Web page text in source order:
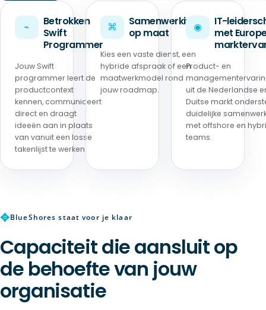
⌁
Betrokken
Swift
Programmer
Jouw Swift
programmer leert de
productcontext
kennen, communiceert
direct en draagt
ideeën aan in plaats
van vanuit een losse
takenlijst te werken.
⌘
Samenwerking
op maat
Kies een vaste dienst, een
hybride afspraak of een
maatwerkmodel rond
jouw roadmap.
◉
IT-
met
Product- en
uit de Nederlandse
Duitse markt
duidelijke
met offshore en
teams.
✥BlueShores staat voor je klaar
Capaciteit die aansluit op
de behoefte van jouw
organisatie